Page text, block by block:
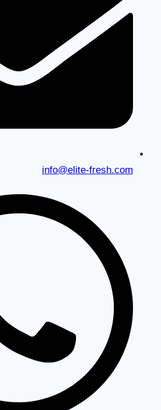
info@elite-fresh.com